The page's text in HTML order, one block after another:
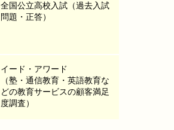
全国公立高校入試（過去入試
問題・正答）
イード・アワード
（塾・通信教育・英語教育な
どの教育サービスの顧客満足
度調査）